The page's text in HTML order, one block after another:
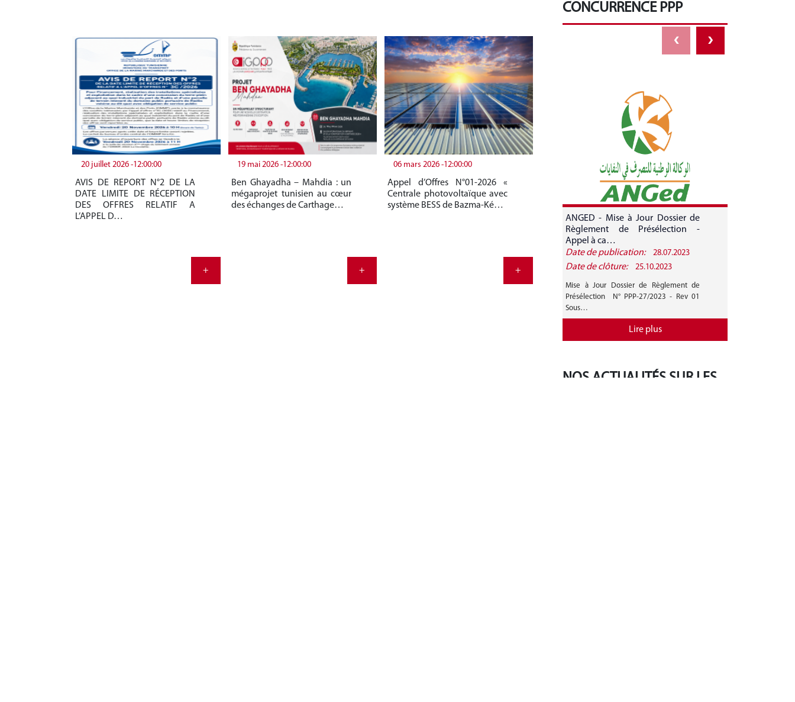
20 juillet 2026 -12:00:00
AVIS DE REPORT N°2 DE LA
DATE LIMITE DE RÉCEPTION
DES OFFRES RELATIF A
L’APPEL D…
+
19 mai 2026 -12:00:00
Ben Ghayadha – Mahdia : un
mégaprojet tunisien au cœur
des échanges de Carthage…
+
06 mars 2026 -12:00:00
Appel d’Offres N°01-2026 «
Centrale photovoltaïque avec
système BESS de Bazma-Ké…
+
CONCURRENCE PPP
ANGED - Mise à Jour Dossier de
Règlement de Présélection -
Appel à ca…
Date de publication:
28.07.2023
Date de clôture: 25.10.2023
Mise à Jour Dossier de Règlement de
Présélection N° PPP-27/2023 - Rev 01
Sous…
Lire plus
‹ ›
NOS ACTUALITÉS SUR LES